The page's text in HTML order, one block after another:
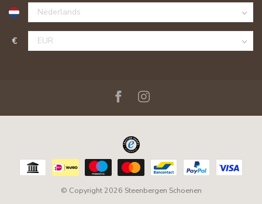
€
© Copyright 2026 Steenbergen Schoenen